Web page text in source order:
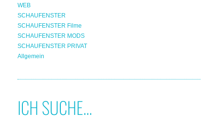
WEB
SCHAUFENSTER
SCHAUFENSTER Filme
SCHAUFENSTER MODS
SCHAUFENSTER PRIVAT
Allgemein
ICH SUCHE...